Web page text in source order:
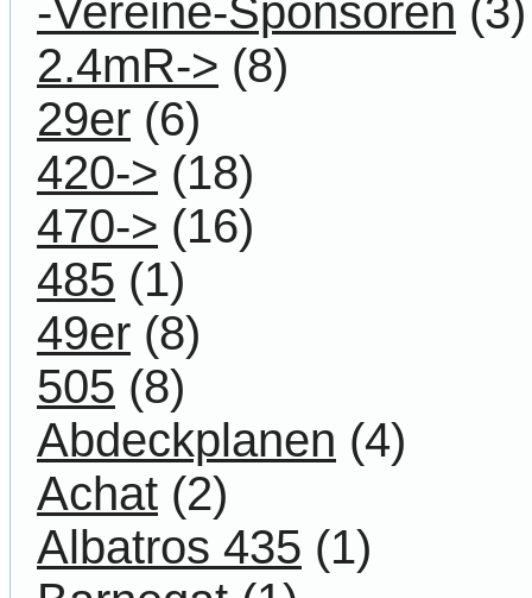
-Vereine-Sponsoren (3)
2.4mR-> (8)
29er (6)
420-> (18)
470-> (16)
485 (1)
49er (8)
505 (8)
Abdeckplanen (4)
Achat (2)
Albatros 435 (1)